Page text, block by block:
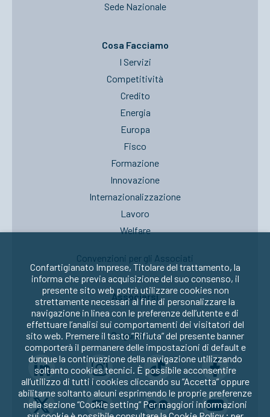
Sede Nazionale
Cosa Facciamo
I Servizi
Competitività
Credito
Energia
Europa
Fisco
Formazione
Innovazione
Internazionalizzazione
Lavoro
Welfare
Convenzioni per gli Associati
Associarsi
Seguici su:
Confartigianato Imprese, Titolare del trattamento, la
informa che previa acquisizione del suo consenso, il
presente sito web potrà utilizzare cookies non
strettamente necessari al fine di personalizzare la
navigazione in linea con le preferenze dell’utente e di
effettuare l’analisi sui comportamenti dei visitatori del
sito web. Premere il tasto “Rifiuta” del presente banner
comporterà il permanere delle impostazioni di default e
dunque la continuazione della navigazione utilizzando
soltanto cookies tecnici. È possibile acconsentire
all’utilizzo di tutti i cookies cliccando su “Accetta” oppure
abilitarne soltanto alcuni esprimendo le proprie preferenze
nella sezione “Cookie setting” Per maggiori informazioni